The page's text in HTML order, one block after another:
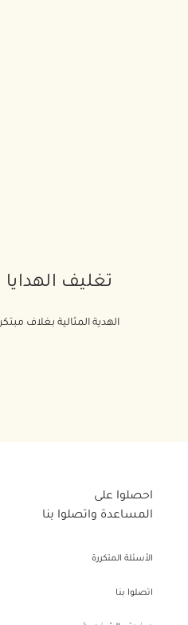
تغليف الهدايا
الهدية المثالية بغلاف مبتكر
احصلوا على
المساعدة واتصلوا بنا
الأسئلة المتكررة
اتصلوا بنا